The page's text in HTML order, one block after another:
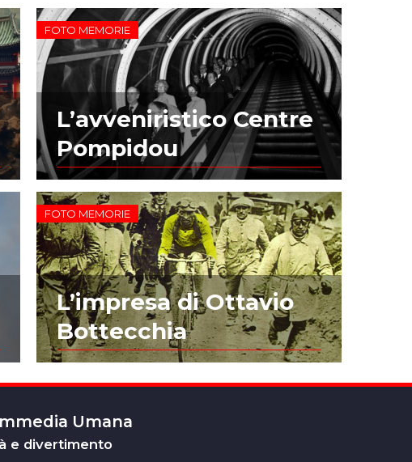
FOTO MEMORIE
L’avveniristico Centre
Pompidou
FOTO MEMORIE
L’impresa di Ottavio
Bottecchia
Umana
e divertimento